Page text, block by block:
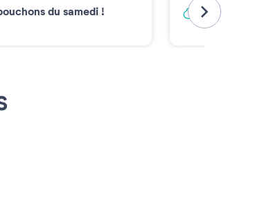
du samedi !
Émissions
2030*